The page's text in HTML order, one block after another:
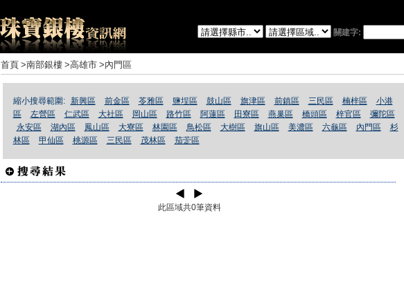
關建字:
首頁 >南部銀樓 >高雄市 >內門區
縮小搜尋範圍: 新興區 前金區 苓雅區 鹽埕區 鼓山區 旗津區 前鎮區 三民區 楠梓區
小港
區
左營區 仁武區 大社區 岡山區 路竹區 阿蓮區 田寮區 燕巢區 橋頭區 梓官區
彌陀區
永安區
湖內區 鳳山區 大寮區 林園區 鳥松區 大樹區 旗山區 美濃區 六龜區 內門區
杉
林區
甲仙區 桃源區 三民區 茂林區 茄萣區
此區域共0筆資料